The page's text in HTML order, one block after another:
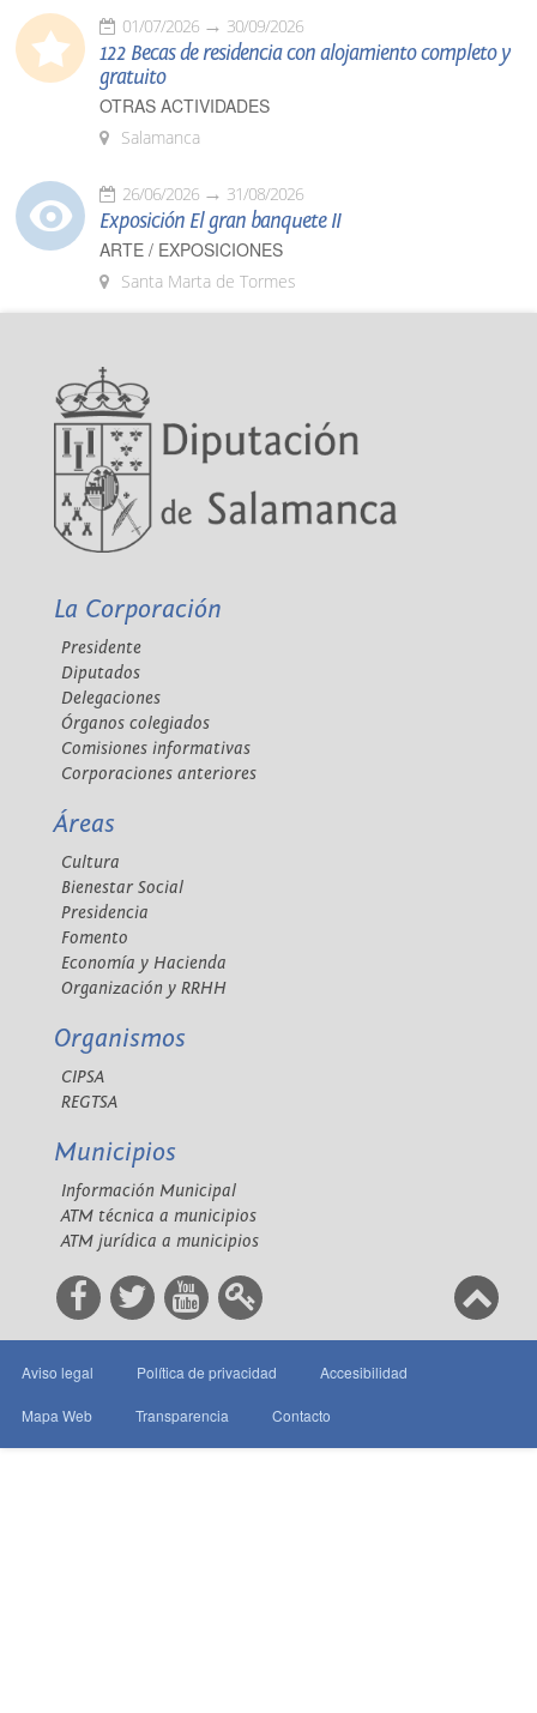
01/07/2026 30/09/2026
122 Becas de residencia con alojamiento completo y
gratuito
OTRAS ACTIVIDADES
Salamanca
26/06/2026 31/08/2026
Exposición El gran banquete II
ARTE / EXPOSICIONES
Santa Marta de Tormes
La Corporación
Presidente
Diputados
Delegaciones
Órganos colegiados
Comisiones informativas
Corporaciones anteriores
Áreas
Cultura
Bienestar Social
Presidencia
Fomento
Economía y Hacienda
Organización y RRHH
Organismos
CIPSA
REGTSA
Municipios
Información Municipal
ATM técnica a municipios
ATM jurídica a municipios
Aviso legal Política de privacidad Accesibilidad
Mapa Web Transparencia Contacto